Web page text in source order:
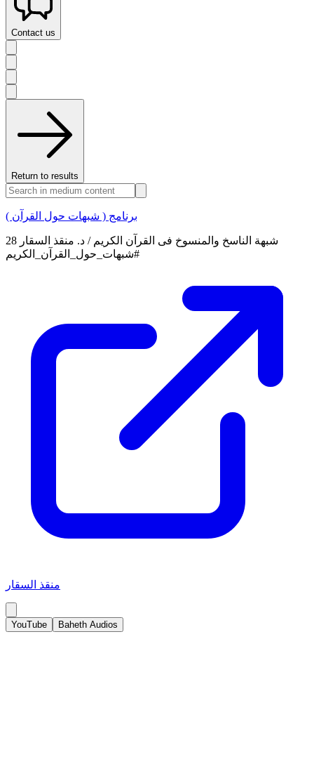
Contact us
Return to results
برنامج ( شبهات حول القرآن )
28 شبهة الناسخ والمنسوخ فى القرآن الكريم / د. منقذ السقار
#شبهات_حول_القرآن_الكريم
منقذ السقار
YouTube Baheth Audios